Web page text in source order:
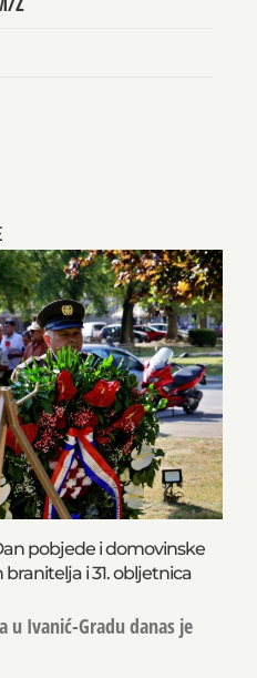
pobjede i domovinske
i 31. obljetnica
u Ivanić-Gradu danas je